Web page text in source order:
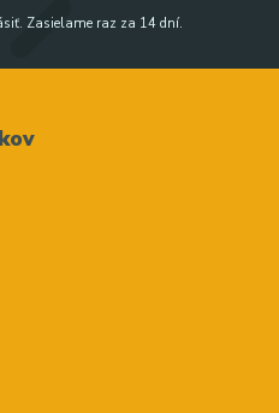
Zasielame raz za 14 dní.